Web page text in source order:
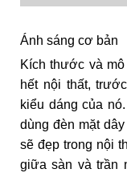
Ánh sáng cơ bản
Kích thước và
hết nội thất,
kiểu dáng của
dùng đèn mặt
sẽ đẹp trong nội
giữa sàn và trần